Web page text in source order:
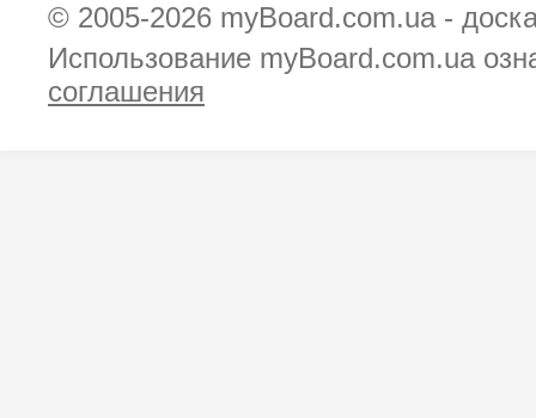
© 2005-2026 myBoard.com.ua -
Использование myBoard.com.ua
соглашения